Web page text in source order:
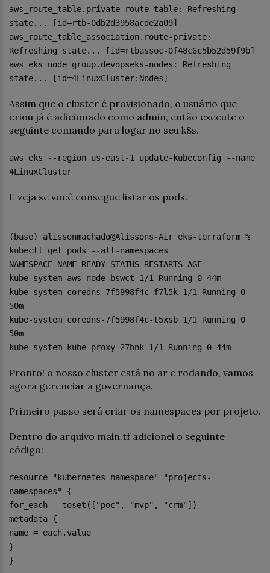
aws_route_table.private-route-table: Refreshing
state... [id=rtb-0db2d3958acde2a09]
aws_route_table_association.route-private:
Refreshing state... [id=rtbassoc-0f48c6c5b52d59f9b]
aws_eks_node_group.devopseks-nodes: Refreshing
state... [id=4LinuxCluster:Nodes]
Assim que o cluster é provisionado, o usuário que
criou já é adicionado como admin, então execute o
seguinte comando para logar no seu k8s.
aws eks --region us-east-1 update-kubeconfig --name
4LinuxCluster
E veja se você consegue listar os pods.
(base) alissonmachado@Alissons-Air eks-terraform %
kubectl get pods --all-namespaces
NAMESPACE NAME READY STATUS RESTARTS AGE
kube-system aws-node-bswct 1/1 Running 0 44m
kube-system coredns-7f5998f4c-f7l5k 1/1 Running 0
50m
kube-system coredns-7f5998f4c-t5xsb 1/1 Running 0
50m
kube-system kube-proxy-27bnk 1/1 Running 0 44m
Pronto! o nosso cluster está no ar e rodando, vamos
agora gerenciar a governança.
Primeiro passo será criar os namespaces por projeto.
Dentro do arquivo main.tf adicionei o seguinte
código:
resource "kubernetes_namespace" "projects-
namespaces" {
for_each = toset(["poc", "mvp", "crm"])
metadata {
name = each.value
}
}